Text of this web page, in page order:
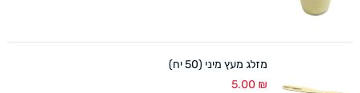
מזלג מעץ מיני (50 יח)
5.00 ₪